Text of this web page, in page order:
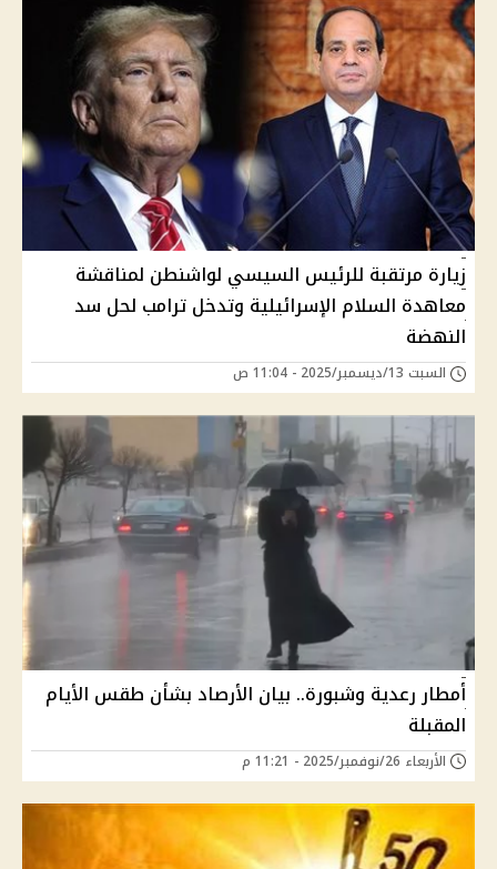
زيارة مرتقبة للرئيس السيسي لواشنطن لمناقشة
معاهدة السلام الإسرائيلية وتدخل ترامب لحل سد
النهضة
السبت 13/ديسمبر/2025 - 11:04 ص
أمطار رعدية وشبورة.. بيان الأرصاد بشأن طقس الأيام
المقبلة
الأربعاء 26/نوفمبر/2025 - 11:21 م